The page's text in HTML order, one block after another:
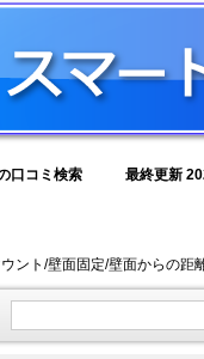
口コミ検索 最終更新
ント/壁面固定/壁面からの